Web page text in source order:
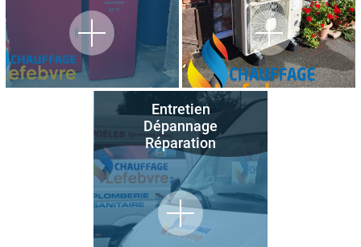
Entretien
Dépannage
Réparation